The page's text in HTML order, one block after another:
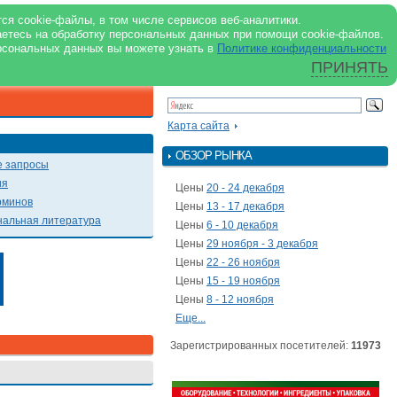
cookie-файлы, в том числе сервисов веб-аналитики.
на обработку персональных данных при помощи cookie-файлов.
данных вы можете узнать в Политике конфиденциальности
ПРИНЯТЬ
support@milkbranch.ru
О портале
Реклама в журнале
Реклама на портале
Архив номеров
запросы
литература
Карта сайта
ОБЗОР РЫНКА
Цены 20 - 24 декабря
Цены 13 - 17 декабря
Цены 6 - 10 декабря
Цены 29 ноября - 3 декабря
Цены 22 - 26 ноября
Цены 15 - 19 ноября
Цены 8 - 12 ноября
Еще...
Зарегистрированных посетителей: 11973